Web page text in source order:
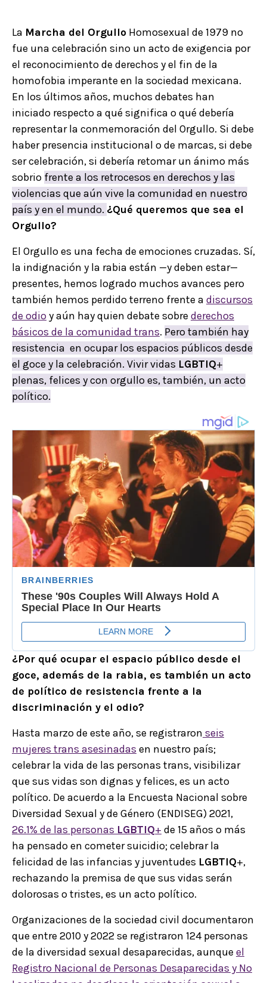
La Marcha del Orgullo Homosexual de 1979 no
fue una celebración sino un acto de exigencia por
el reconocimiento de derechos y el fin de la
homofobia imperante en la sociedad mexicana.
En los últimos años, muchos debates han
iniciado respecto a qué significa o qué debería
representar la conmemoración del Orgullo. Si debe
haber presencia institucional o de marcas, si debe
ser celebración, si debería retomar un ánimo más
sobrio frente a los retrocesos en derechos y las
violencias que aún vive la comunidad en nuestro
país y en el mundo. ¿Qué queremos que sea el
Orgullo?
El Orgullo es una fecha de emociones cruzadas. Sí,
la indignación y la rabia están —y deben estar—
presentes, hemos logrado muchos avances pero
también hemos perdido terreno frente a discursos
de odio y aún hay quien debate sobre derechos
básicos de la comunidad trans. Pero también hay
resistencia en ocupar los espacios públicos desde
el goce y la celebración. Vivir vidas LGBTIQ+
plenas, felices y con orgullo es, también, un acto
político.
¿Por qué ocupar el espacio público desde el
goce, además de la rabia, es también un acto
de político de resistencia frente a la
discriminación y el odio?
Hasta marzo de este año, se registraron seis
mujeres trans asesinadas en nuestro país;
celebrar la vida de las personas trans, visibilizar
que sus vidas son dignas y felices, es un acto
político. De acuerdo a la Encuesta Nacional sobre
Diversidad Sexual y de Género (ENDISEG) 2021,
26.1% de las personas LGBTIQ+ de 15 años o más
ha pensado en cometer suicidio; celebrar la
felicidad de las infancias y juventudes LGBTIQ+,
rechazando la premisa de que sus vidas serán
dolorosas o tristes, es un acto político.
Organizaciones de la sociedad civil documentaron
que entre 2010 y 2022 se registraron 124 personas
de la diversidad sexual desaparecidas, aunque el
Registro Nacional de Personas Desaparecidas y No